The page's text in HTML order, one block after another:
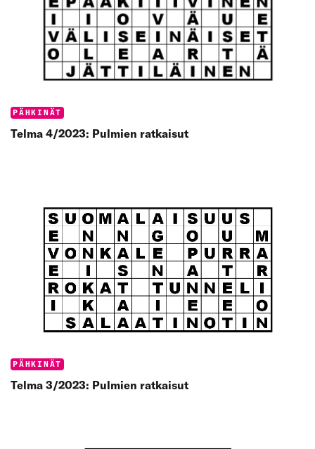
Categories:
PÄHKINÄT
Telma 4/2023: Pulmien ratkaisut
Categories:
PÄHKINÄT
Telma 3/2023: Pulmien ratkaisut